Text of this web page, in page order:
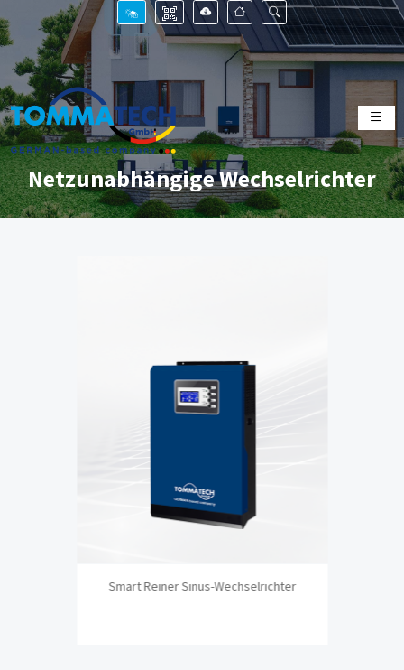
Netzunabhängige Wechselrichter
Smart Reiner Sinus-Wechselrichter